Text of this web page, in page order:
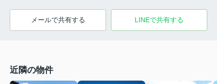
メールで共有する LINEで共有する
近隣の物件